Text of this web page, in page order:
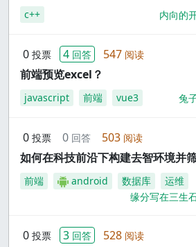
c++ 内向的
0 投票 4 回答 547 阅读
前端预览excel？
javascript 前端 vue3 兔
0 投票 0 回答 503 阅读
如何在科技前沿下构建去智环境并
前端 android 数据库
运维
缘分写在三生
0 投票 3 回答 528 阅读